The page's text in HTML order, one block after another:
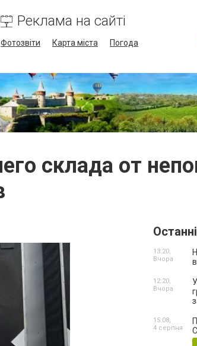
Реклама на сайті
Фотозвіти Карта міста
Погода
склада от
13:20,
Вчора
12:20,
Вчора
15:08,
4 серпня